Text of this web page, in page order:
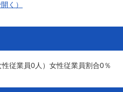
く）
従業員0人）女性従業員割合0％